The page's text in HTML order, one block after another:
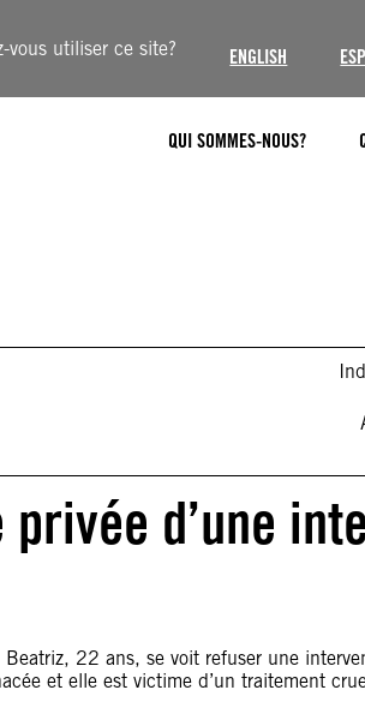
vous utiliser ce site? ENGLISH
QUI SOMMES-NOUS?
d’une
22 ans, se voit refuser une
et elle est victime d’un traitement